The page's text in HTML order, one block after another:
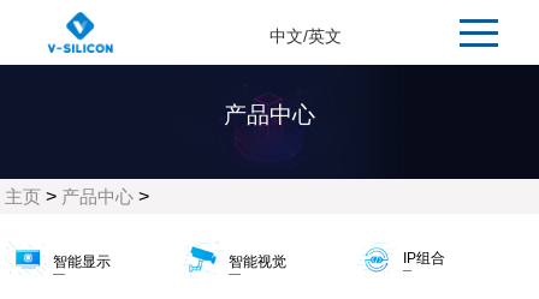
中文/英文
产品中心
主页 > 产品中心 >
智能显示 智能视觉 IP组合